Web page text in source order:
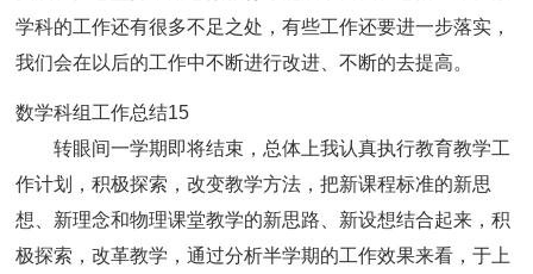
学科的工作还有很多不足之处，有些工作还要进一步落实，
我们会在以后的工作中不断进行改进、不断的去提高。
数学科组工作总结15
转眼间一学期即将结束，总体上我认真执行教育教学工
作计划，积极探索，改变教学方法，把新课程标准的新思
想、新理念和物理课堂教学的新思路、新设想结合起来，积
极探索，改革教学，通过分析半学期的工作效果来看，于上